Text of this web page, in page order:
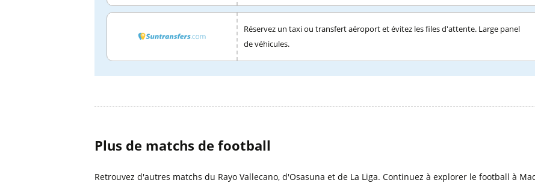
Réservez un taxi ou transfert aéroport et évitez les files d'attente. Large panel
de véhicules.
Plus de matchs de football
Retrouvez d'autres matchs du Rayo Vallecano, d'Osasuna et de La Liga. Continuez à explorer le football à